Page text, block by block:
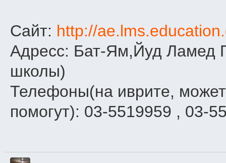
Сайт: http://
Адресс: Бат-Ям,Йуд Ламед
школы)
Телефоны(на иврите,
помогут): 03-5519959 , 03-